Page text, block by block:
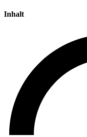
Inhalt